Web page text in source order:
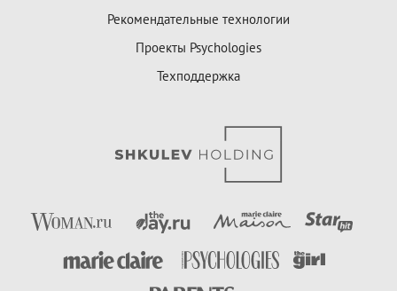
Рекомендательные технологии
Проекты Psychologies
Техподдержка